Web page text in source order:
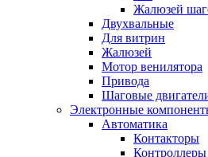
Жалюзей
Двухвальные
Для витрин
Жалюзей
Мотор венилятора
Привода
Шаговые
Электронные
Автоматика
Контакторы
Контроллеры